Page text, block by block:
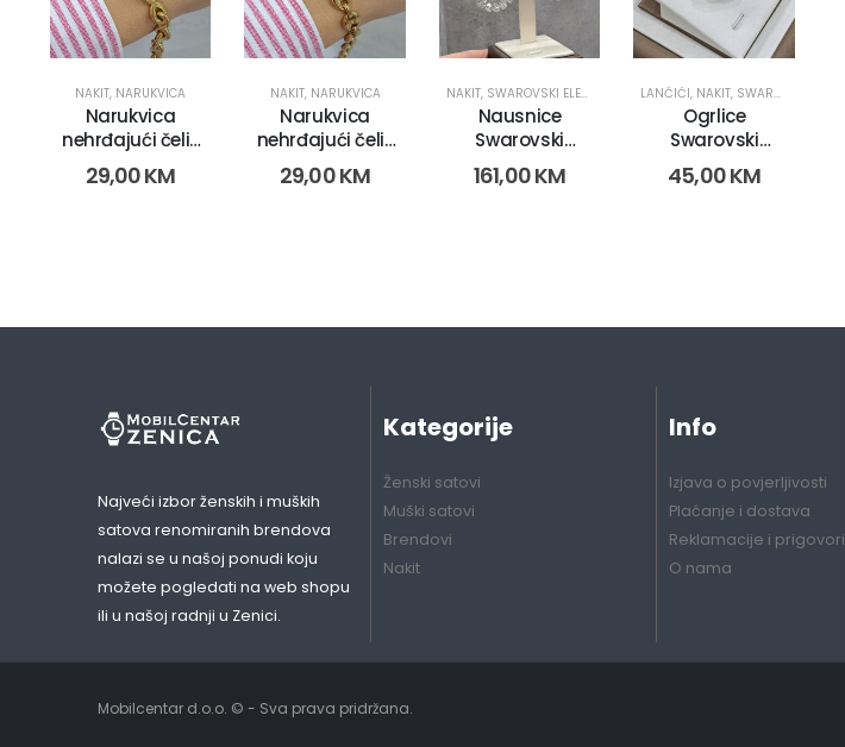
NAKIT, NARUKVICA
Narukvica
nehrđajući čelik
(9551)
29,00KM
NAKIT, NARUKVICA
Narukvica
nehrđajući čelik
(9551)
29,00KM
NAKIT, SWAROVSKI ELEMENT
Nausnice
Swarovski
Elements
(16918)
161,00KM
LANČIĆI, NAKIT, SWAROVSKI ELEMENT
Ogrlice
Swarovski
Elements (18118-
1)
45,00KM
Najveći izbor ženskih i muških
satova renomiranih brendova
nalazi se u našoj ponudi koju
možete pogledati na web shopu
ili u našoj radnji u Zenici.
Kategorije
Ženski satovi
Muški satovi
Brendovi
Nakit
Info
Izjava o povjerljivosti
Plaćanje i dostava
Reklamacije i prigovori
O nama
Mobilcentar d.o.o. © - Sva prava pridržana.